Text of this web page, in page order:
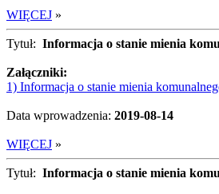
WIĘCEJ »
Tytuł: Informacja o stanie mienia
Załączniki:
1) Informacja o stanie mienia
Data wprowadzenia: 2019-08-14
WIĘCEJ »
Tytuł: Informacja o stanie mienia